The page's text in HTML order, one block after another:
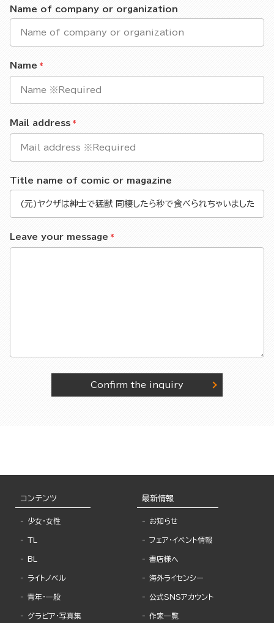
Name of company or organization
Name
Mail address
Title name of comic or magazine
Leave your message
Confirm the inquiry
コンテンツ
少女・女性
TL
BL
ライトノベル
青年・一般
グラビア・写真集
最新情報
お知らせ
フェア・イベント情報
書店様へ
海外ライセンシー
公式SNSアカウント
作家一覧